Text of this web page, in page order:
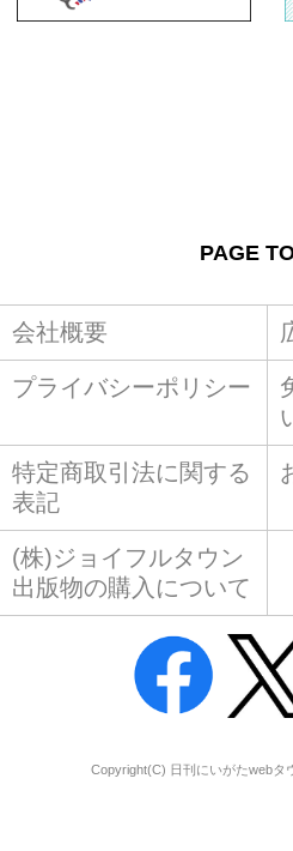
PAGE
会社概要
プライバシーポリシー
特定商取引法に関する
表記
(株)ジョイフルタウン
出版物の購入について
Copyright(C) 日刊にいがたwebタ